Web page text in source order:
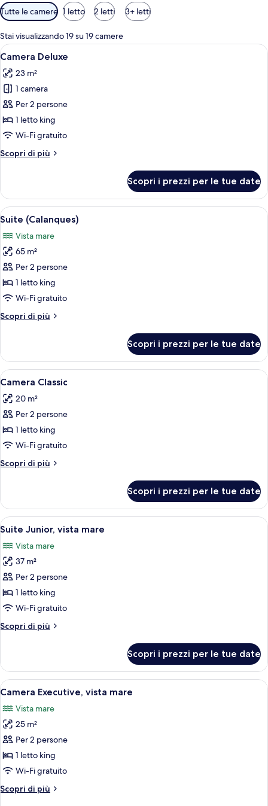
Filtri
disponibili
per
le
camere
Tutte le camere 1 letto 2 letti 3+ letti
Stai visualizzando 19 su 19 camere
Apri
tutte
le
foto
per
Camera
Deluxe
Una camera d'albergo con un letto
5
Camera Deluxe
23 m²
1 camera
Per 2 persone
1 letto king
Wi-Fi gratuito
Scopri di più
Altri
Deluxe
Scopri i prezzi per le tue date
Apri
tutte
le
foto
per
Suite
(Calanques)
Una camera d'albergo con un
5
Suite (Calanques)
Vista mare
65 m²
Per 2 persone
1 letto king
Wi-Fi gratuito
Scopri di più
Altri
(Calanques)
Scopri i prezzi per le tue date
Apri
tutte
le
foto
per
Camera
Classic
Una camera d'albergo con un letto,
5
Camera Classic
20 m²
Per 2 persone
1 letto king
Wi-Fi gratuito
Scopri di più
Altri
Classic
Scopri i prezzi per le tue date
Apri
tutte
le
foto
per
Suite
Junior,
mare
Una camera da letto con un letto,
5
Suite Junior, vista mare
Vista mare
37 m²
Per 2 persone
1 letto king
Wi-Fi gratuito
Scopri di più
Altri
Junior,
vista
mare
Scopri i prezzi per le tue date
Apri
tutte
le
foto
per
Camera
Executive,
mare
Una camera da letto con un letto
5
Camera Executive, vista mare
Vista mare
25 m²
Per 2 persone
1 letto king
Wi-Fi gratuito
Scopri di più
Altri